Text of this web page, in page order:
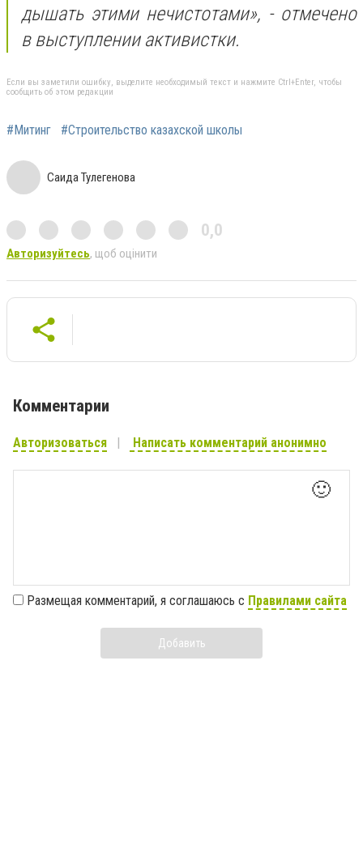
дышать этими нечистотами», - отмечено
в выступлении активистки.
Если вы заметили ошибку, выделите необходимый текст и нажмите Ctrl+Enter, чтобы
сообщить об этом редакции
#Митинг #Строительство казахской школы
Саида Тулегенова
0,0
Авторизуйтесь, щоб оцінити
Комментарии
Авторизоваться Написать комментарий анонимно
🙂
Размещая комментарий, я соглашаюсь с Правилами сайта
Добавить